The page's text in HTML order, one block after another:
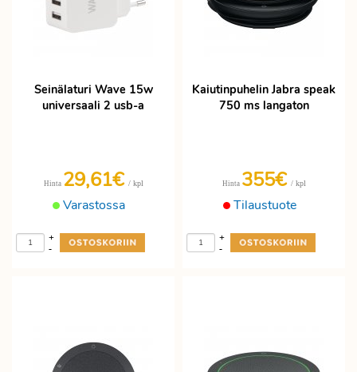
Seinälaturi Wave 15w
universaali 2 usb-a
Varastossa
Hinta 29,61€ / kpl
-
+
Kaiutinpuhelin Jabra speak
750 ms langaton
Tilaustuote
Hinta 355€ / kpl
-
+